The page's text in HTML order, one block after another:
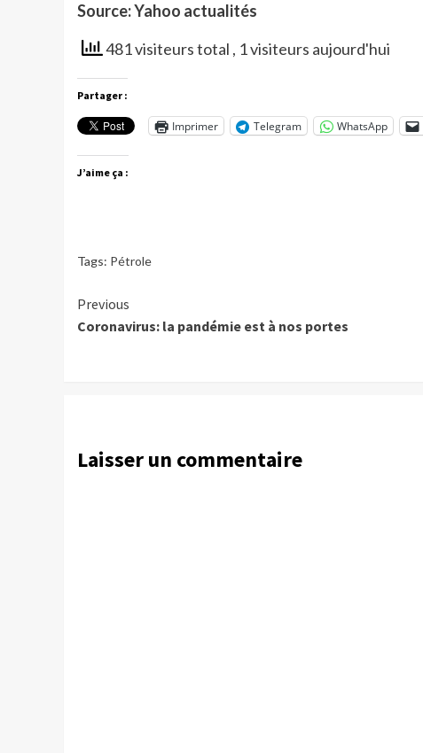
Source: Yahoo actualités
481 visiteurs total , 1 visiteurs aujourd'hui
Partager :
Imprimer Telegram WhatsApp
J’aime ça :
Tags: Pétrole
Continue
Reading
Previous
Coronavirus: la pandémie est à nos portes
Laisser un commentaire